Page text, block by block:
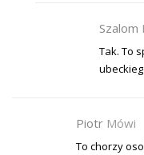
Szalom
Tak. To
Piotr Mówi
To chorzy